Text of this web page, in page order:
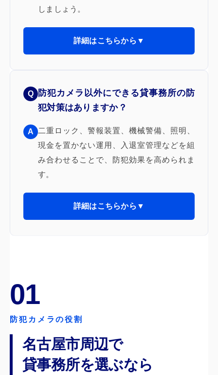
しましょう。
詳細はこちらから▼
Q 防犯カメラ以外にできる貸事務所の防
犯対策はありますか？
A 二重ロック、警報装置、機械警備、照明、
現金を置かない運用、入退室管理などを組
み合わせることで、防犯効果を高められま
す。
詳細はこちらから▼
01
防犯カメラの役割
名古屋市周辺で
貸事務所を選ぶなら